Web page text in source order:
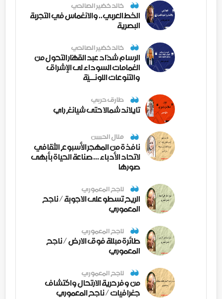
خالد خضير الصالحي
الخط العربي.. والانغماس في التجربة
البصرية
خالد خضير الصالحي
الرسام شدّاد عبد القهّار التحول من
الغمامات السوداء لى الإشراق
والتنوعات اللونــيّة
طارق حربي
تايلاند شمالا حتى شيانغ راي
منال الحسن
نافذة من المهجر الأسبوع الثقافي
لاتحاد الأدباء ... صناعة الحياة بأبهى
صورها
ناجح المعموري
الريح تسطو على الاجوبة / ناجح
المعموري
ناجح المعموري
طائرة مبللة فوق الارض / ناجح
المعموري
ناجح المعموري
من وفر حرية الارتحال واكتشاف
جغرافيات / ناجح المعموري